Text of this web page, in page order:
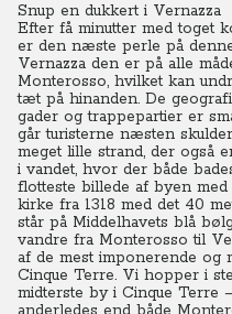
Snup en dukkert i Vernazza
Efter få minutter med toget
er den næste perle på
Vernazza den er på alle
Monterosso, hvilket kan
tæt på hinanden. De
gader og trappepartier er
går turisterne næsten
meget lille strand, der også
i vandet, hvor der både
flotteste billede af byen
kirke fra 1318 med det 40
står på Middelhavets blå
vandre fra Monterosso til
af de mest imponerende
Cinque Terre. Vi hopper i
midterste by i Cinque Terre